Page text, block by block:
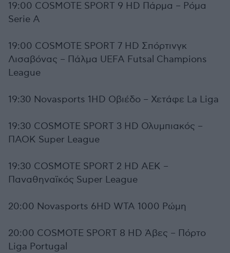
19:00 COSMOTE SPORT 9 HD Πάρμα – Ρόμα
Serie A
19:00 COSMOTE SPORT 7 HD Σπόρτινγκ
Λισαβόνας – Πάλμα UEFA Futsal Champions
League
19:30 Novasports 1HD Οβιέδο – Χετάφε La Liga
19:30 COSMOTE SPORT 3 HD Ολυμπιακός –
ΠΑΟΚ Super League
19:30 COSMOTE SPORT 2 HD ΑΕΚ –
Παναθηναϊκός Super League
20:00 Novasports 6HD WTA 1000 Ρώμη
20:00 COSMOTE SPORT 8 HD Άβες – Πόρτο
Liga Portugal